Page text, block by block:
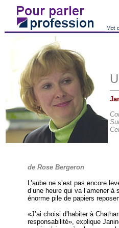
de Rose Bergeron
L’aube ne s’est pas encore
d’une heure qui va l’amener
énorme pile de papiers
«J’ai choisi d’habiter à
responsabilité», explique